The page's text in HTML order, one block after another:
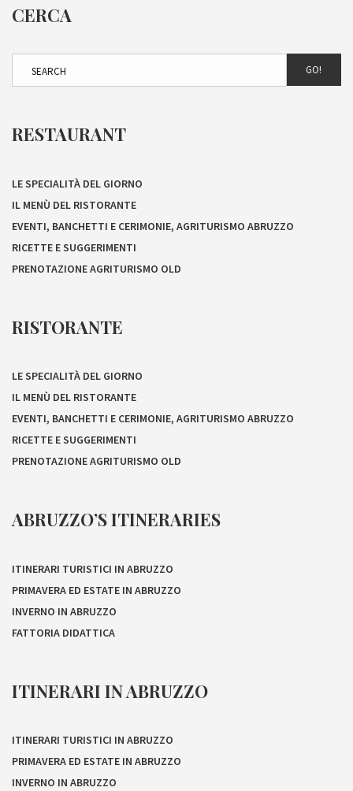
CERCA
GO!
RESTAURANT
LE SPECIALITÀ DEL GIORNO
IL MENÙ DEL RISTORANTE
EVENTI, BANCHETTI E CERIMONIE, AGRITURISMO ABRUZZO
RICETTE E SUGGERIMENTI
PRENOTAZIONE AGRITURISMO OLD
RISTORANTE
LE SPECIALITÀ DEL GIORNO
IL MENÙ DEL RISTORANTE
EVENTI, BANCHETTI E CERIMONIE, AGRITURISMO ABRUZZO
RICETTE E SUGGERIMENTI
PRENOTAZIONE AGRITURISMO OLD
ABRUZZO’S ITINERARIES
ITINERARI TURISTICI IN ABRUZZO
PRIMAVERA ED ESTATE IN ABRUZZO
INVERNO IN ABRUZZO
FATTORIA DIDATTICA
ITINERARI IN ABRUZZO
ITINERARI TURISTICI IN ABRUZZO
PRIMAVERA ED ESTATE IN ABRUZZO
INVERNO IN ABRUZZO